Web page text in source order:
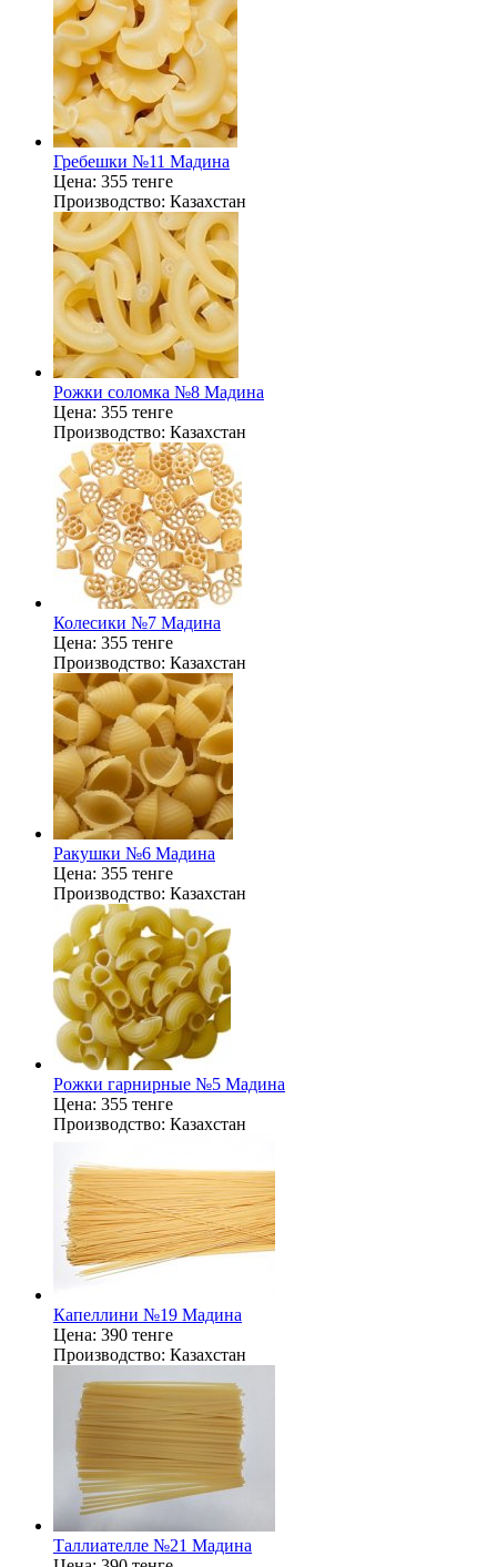
Гребешки №11 Мадина
Цена: 355 тенге
Производство: Казахстан
Рожки соломка №8 Мадина
Цена: 355 тенге
Производство: Казахстан
Колесики №7 Мадина
Цена: 355 тенге
Производство: Казахстан
Ракушки №6 Мадина
Цена: 355 тенге
Производство: Казахстан
Рожки гарнирные №5 Мадина
Цена: 355 тенге
Производство: Казахстан
Капеллини №19 Мадина
Цена: 390 тенге
Производство: Казахстан
Таллиателле №21 Мадина